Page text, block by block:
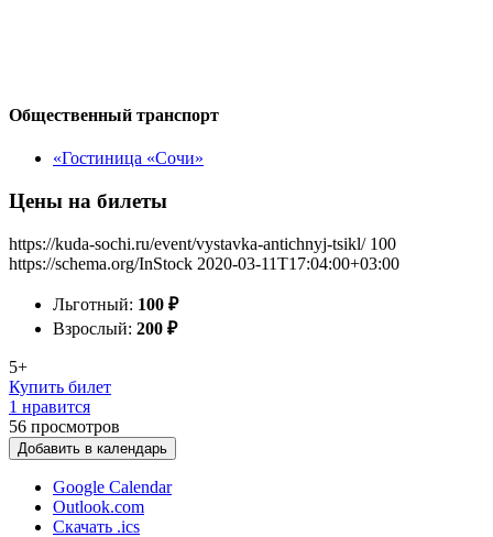
Общественный транспорт
«Гостиница «Сочи»
Цены на билеты
https://kuda-sochi.ru/event/vystavka-antichnyj-tsikl/ 100
https://schema.org/InStock 2020-03-11T17:04:00+03:00
Льготный: 100 ₽
Взрослый: 200 ₽
5+
Купить билет
1 нравится
56 просмотров
Добавить в календарь
Google Calendar
Outlook.com
Скачать .ics